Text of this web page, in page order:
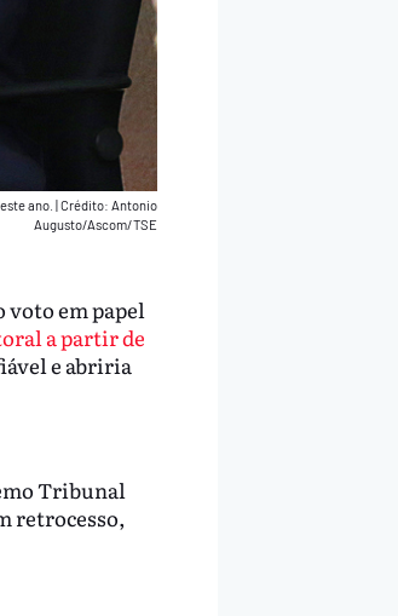
ano. |Crédito: Antonio
Augusto/Ascom/TSE
voto em papel
a partir de
e abriria
Tribunal
retrocesso,